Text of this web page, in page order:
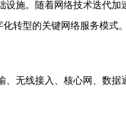
施。随着网络技术迭代
转型的关键网络服务模式。
无线接入、核心网、数